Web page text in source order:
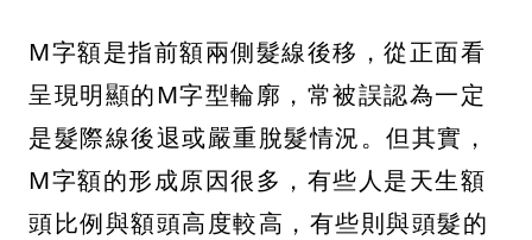
M字額是指前額兩側髮線後移，從正面看
呈現明顯的M字型輪廓，常被誤認為一定
是髮際線後退或嚴重脫髮情況。但其實，
M字額的形成原因很多，有些人是天生額
頭比例與額頭高度較高，有些則與頭髮的